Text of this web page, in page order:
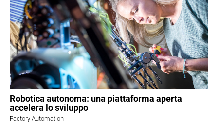
Robotica autonoma: una piattaforma aperta
accelera lo sviluppo
Factory Automation